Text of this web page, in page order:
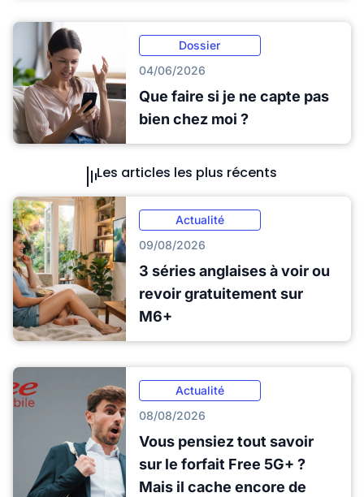
Dossier
04/06/2026
Que faire si je ne capte pas
bien chez moi ?
Les articles les plus récents
Actualité
09/08/2026
3 séries anglaises à voir ou
revoir gratuitement sur
M6+
Actualité
08/08/2026
Vous pensiez tout savoir
sur le forfait Free 5G+ ?
Mais il cache encore de